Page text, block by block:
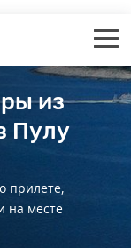
из
Пулу
прилете,
на месте